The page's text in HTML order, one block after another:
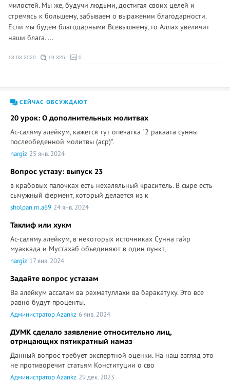
милостей. Мы же, будучи людьми, достигая своих целей и
стремясь к большему, забываем о выражении благодарности.
Если мы будем благодарными Всевышнему, то Аллах увеличит
наши блага. ...
13.03.2020 19 326 0
СЕЙЧАС ОБСУЖДАЮТ
20 урок: О дополнительных молитвах
Ас-саляму алейкум, кажется тут опечатка "2 ракаата сунны
послеобеденной молитвы (аср)".
nargiz 25 янв. 2024
Вопрос устазу: выпуск 23
в крабовых палочках есть нехаляльный краситель. В сыре есть
сычужный фермент, который делается из к
sholpan.m.a69 24 янв. 2024
Таклиф или хукм
Ас-саляму алейкум, в некоторых источниках Сунна гайр
муаккада и Мустахаб объединяют в один пункт,
nargiz 17 янв. 2024
Задайте вопрос устазам
Ва алейкум ассалам ва рахматуллахи ва баракатуху. Это все
равно будут проценты.
Администратор Azankz 6 янв. 2024
ДУМК сделало заявление относительно лиц,
отрицающих пятикратный намаз
Данный вопрос требует экспертной оценки. На наш взгляд это
не противоречит статьям Конституции о сво
Администратор Azankz 29 дек. 2023